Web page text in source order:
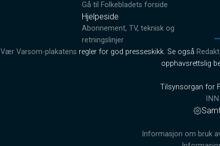
Gå til Folkebladets forside
Hjelpeside
Abonnement, TV, teknisk og
retningslinjer
Vær Varsom-plakatens regler for god presseskikk. Se også
opphavsrettslig
Tilsynsorgan for
Informasjon om bruk